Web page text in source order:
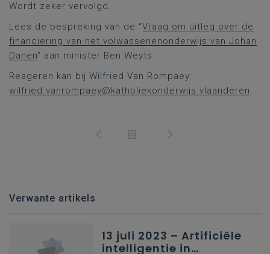
Wordt zeker vervolgd.
Lees de bespreking van de “Vraag om uitleg over de
financiering van het volwassenenonderwijs van Johan
Danen” aan minister Ben Weyts.
Reageren kan bij Wilfried Van Rompaey:
wilfried.vanrompaey@katholiekonderwijs.vlaanderen
Verwante artikels
13 juli 2023 – Artificiële
intelligentie in